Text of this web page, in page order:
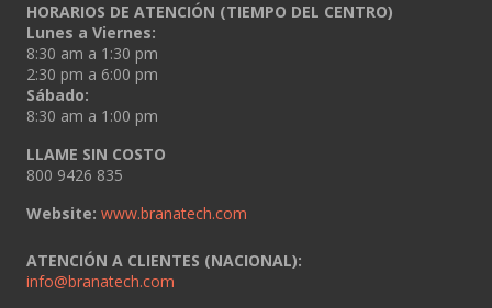
HORARIOS DE ATENCIÓN (TIEMPO DEL CENTRO)
Lunes a Viernes:
8:30 am a 1:30 pm
2:30 pm a 6:00 pm
Sábado:
8:30 am a 1:00 pm
LLAME SIN COSTO
800 9426 835
Website: www.branatech.com
ATENCIÓN A CLIENTES (NACIONAL):
info@branatech.com